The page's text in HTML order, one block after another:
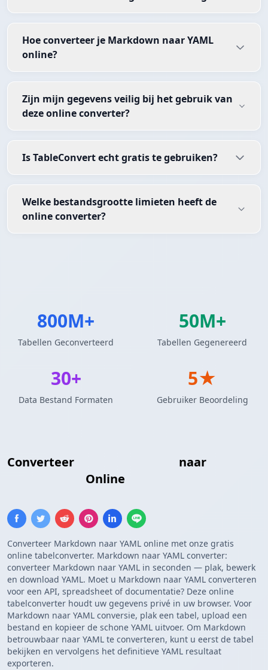
Converteer naar
Online
Converteer Markdown naar YAML online met onze gratis
online tabelconverter. Markdown naar YAML converter:
converteer Markdown naar YAML in seconden — plak, bewerk
en download YAML. Moet u Markdown naar YAML converteren
voor een API, spreadsheet of documentatie? Deze online
tabelconverter houdt uw gegevens privé in uw browser. Voor
Markdown naar YAML conversie, plak een tabel, upload een
bestand en kopieer de schone YAML uitvoer. Om Markdown
betrouwbaar naar YAML te converteren, kunt u eerst de tabel
bekijken en vervolgens het definitieve YAML resultaat
exporteren.
Hoe converteer je Markdown naar YAML
online?
Zijn mijn gegevens veilig bij het gebruik van
deze online converter?
Is TableConvert echt gratis te gebruiken?
Welke bestandsgrootte limieten heeft de
online converter?
800M+
Tabellen Geconverteerd
50M+
Tabellen Gegenereerd
30+
Data Bestand Formaten
5★
Gebruiker Beoordeling